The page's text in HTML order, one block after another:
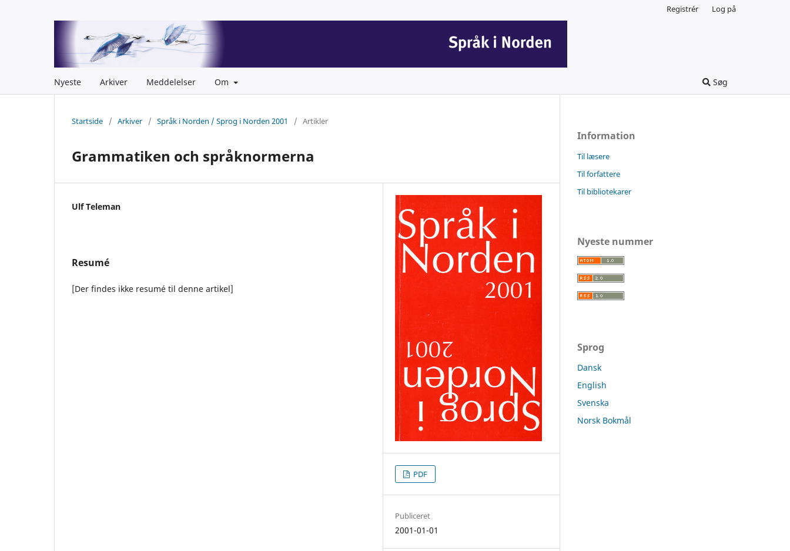
Nyeste Arkiver Meddelelser Om Søg
Registrér Log på
Startside / Arkiver / Språk i Norden / Sprog i Norden 2001 / Artikler
Grammatiken och språknormerna
Ulf Teleman
Resumé
[Der findes ikke resumé til denne artikel]
PDF
Publiceret
2001-01-01
Information
Til læsere
Til forfattere
Til bibliotekarer
Nyeste nummer
Sprog
Dansk
English
Svenska
Norsk Bokmål